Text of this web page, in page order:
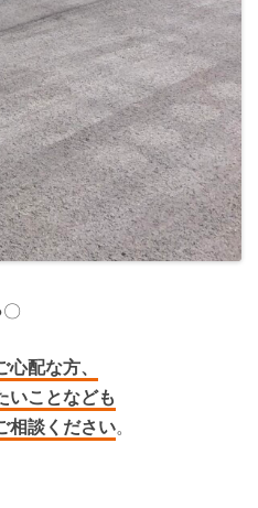
配な方、
いことなども
相談ください。